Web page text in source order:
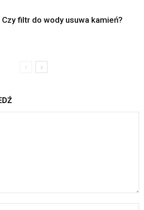
Czy filtr do wody usuwa kamień?